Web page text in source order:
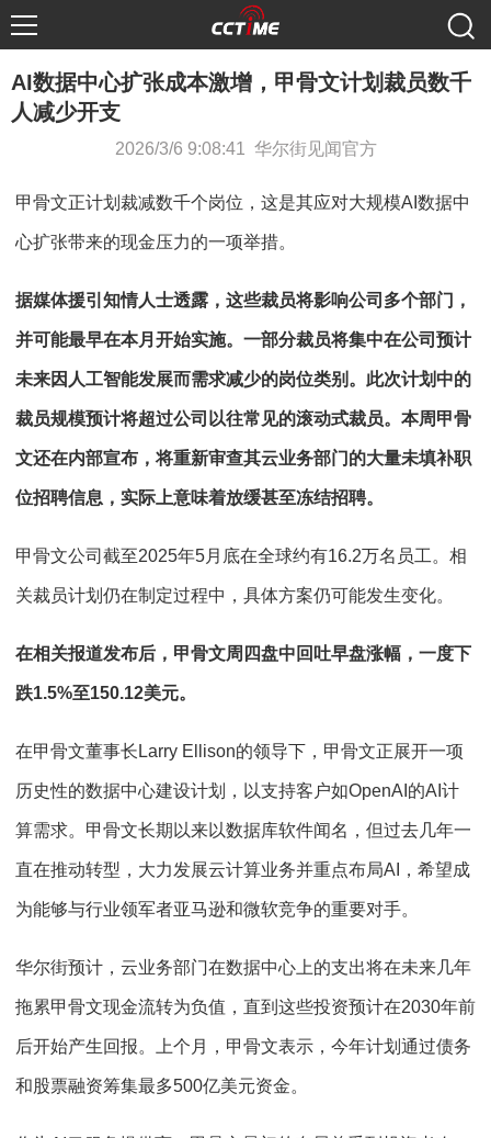
AI数据中心扩张成本激增，甲骨文计划裁员数千
人减少开支
2026/3/6 9:08:41 华尔街见闻官方
甲骨文正计划裁减数千个岗位，这是其应对大规模AI数据中
心扩张带来的现金压力的一项举措。
据媒体援引知情人士透露，这些裁员将影响公司多个部门，
并可能最早在本月开始实施。一部分裁员将集中在公司预计
未来因人工智能发展而需求减少的岗位类别。此次计划中的
裁员规模预计将超过公司以往常见的滚动式裁员。本周甲骨
文还在内部宣布，将重新审查其云业务部门的大量未填补职
位招聘信息，实际上意味着放缓甚至冻结招聘。
甲骨文公司截至2025年5月底在全球约有16.2万名员工。相
关裁员计划仍在制定过程中，具体方案仍可能发生变化。
在相关报道发布后，甲骨文周四盘中回吐早盘涨幅，一度下
跌1.5%至150.12美元。
在甲骨文董事长Larry Ellison的领导下，甲骨文正展开一项
历史性的数据中心建设计划，以支持客户如OpenAI的AI计
算需求。甲骨文长期以来以数据库软件闻名，但过去几年一
直在推动转型，大力发展云计算业务并重点布局AI，希望成
为能够与行业领军者亚马逊和微软竞争的重要对手。
华尔街预计，云业务部门在数据中心上的支出将在未来几年
拖累甲骨文现金流转为负值，直到这些投资预计在2030年前
后开始产生回报。上个月，甲骨文表示，今年计划通过债务
和股票融资筹集最多500亿美元资金。